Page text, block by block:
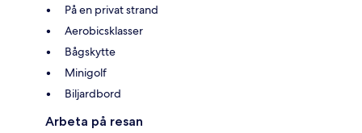
På en privat strand
Aerobicsklasser
Bågskytte
Minigolf
Biljardbord
Arbeta på resan